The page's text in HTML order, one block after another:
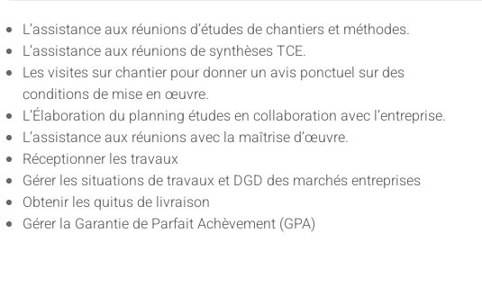
L’assistance aux réunions d’études de chantiers et méthodes.
L’assistance aux réunions de synthèses TCE.
Les visites sur chantier pour donner un avis ponctuel sur des
conditions de mise en œuvre.
L’Élaboration du planning études en collaboration avec l’entreprise.
L’assistance aux réunions avec la maîtrise d’œuvre.
Réceptionner les travaux
Gérer les situations de travaux et DGD des marchés entreprises
Obtenir les quitus de livraison
Gérer la Garantie de Parfait Achèvement (GPA)